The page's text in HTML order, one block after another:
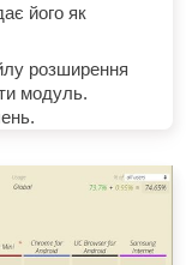
його як
розширення
модуль.